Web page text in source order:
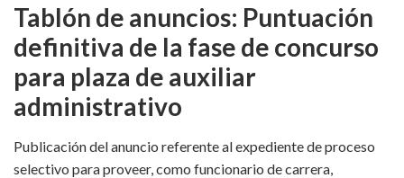
Tablón de anuncios: Puntuación
definitiva de la fase de concurso
para plaza de auxiliar
administrativo
Publicación del anuncio referente al expediente de proceso
selectivo para proveer, como funcionario de carrera,